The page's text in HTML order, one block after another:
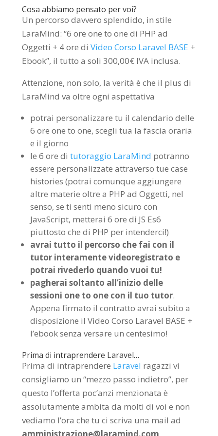
Cosa abbiamo pensato per voi?
Un percorso davvero splendido, in stile
LaraMind: “6 ore one to one di PHP ad
Oggetti + 4 ore di Video Corso Laravel BASE +
Ebook”, il tutto a soli 300,00€ IVA inclusa.
Attenzione, non solo, la verità è che il plus di
LaraMind va oltre ogni aspettativa
potrai personalizzare tu il calendario delle
6 ore one to one, scegli tua la fascia oraria
e il giorno
le 6 ore di tutoraggio LaraMind potranno
essere personalizzate attraverso tue case
histories (potrai comunque aggiungere
altre materie oltre a PHP ad Oggetti, nel
senso, se ti senti meno sicuro con
JavaScript, metterai 6 ore di JS Es6
piuttosto che di PHP per intenderci!)
avrai tutto il percorso che fai con il
tutor interamente videoregistrato e
potrai rivederlo quando vuoi tu!
pagherai soltanto all’inizio delle
sessioni one to one con il tuo tutor.
Appena firmato il contratto avrai subito a
disposizione il Video Corso Laravel BASE +
l’ebook senza versare un centesimo!
Prima di intraprendere Laravel…
Prima di intraprendere Laravel ragazzi vi
consigliamo un “mezzo passo indietro”, per
questo l’offerta poc’anzi menzionata è
assolutamente ambita da molti di voi e non
vediamo l’ora che tu ci scriva una mail ad
amministrazione@laramind.com